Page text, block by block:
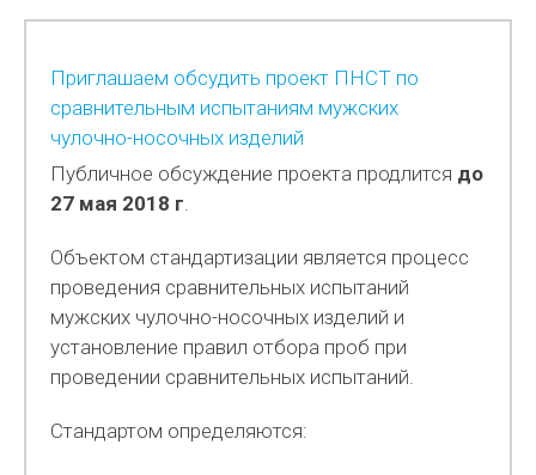
Приглашаем обсудить проект ПНСТ по
сравнительным испытаниям мужских
чулочно-носочных изделий
Публичное обсуждение проекта продлится до
27 мая 2018 г.
Объектом стандартизации является процесс
проведения сравнительных испытаний
мужских чулочно-носочных изделий и
установление правил отбора проб при
проведении сравнительных испытаний.
Стандартом определяются: